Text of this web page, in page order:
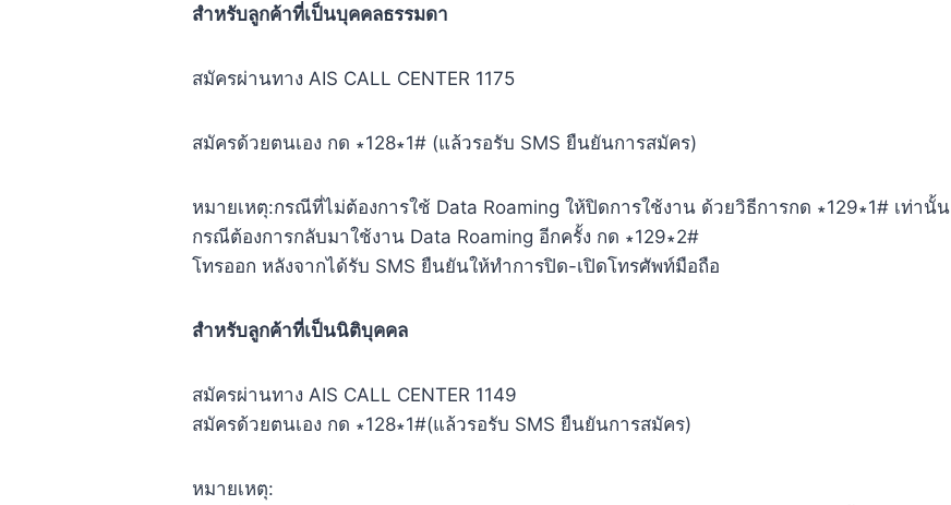
สำหรับลูกค้าที่เป็นบุคคลธรรมดา
สมัครผ่านทาง AIS CALL CENTER 1175
สมัครด้วยตนเอง กด ∗128∗1# (แล้วรอรับ SMS ยืนยันการสมัคร)
หมายเหตุ:กรณีที่ไม่ต้องการใช้ Data Roaming ให้ปิดการใช้งาน ด้วยวิธีการกด ∗129∗1# เท่านั้น
กรณีต้องการกลับมาใช้งาน Data Roaming อีกครั้ง กด ∗129∗2#
โทรออก หลังจากได้รับ SMS ยืนยันให้ทำการปิด-เปิดโทรศัพท์มือถือ
สำหรับลูกค้าที่เป็นนิติบุคคล
สมัครผ่านทาง AIS CALL CENTER 1149
สมัครด้วยตนเอง กด ∗128∗1#(แล้วรอรับ SMS ยืนยันการสมัคร)
หมายเหตุ: